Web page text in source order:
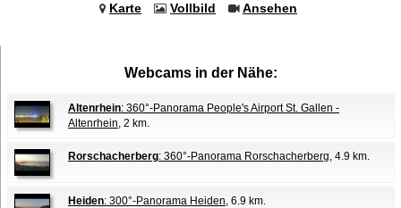
Karte Vollbild Ansehen
Webcams in der Nähe:
Altenrhein: 360°-Panorama People's Airport St. Gallen -
Altenrhein, 2 km.
Rorschacherberg: 360°-Panorama Rorschacherberg, 4.9 km.
Heiden: 300°-Panorama Heiden, 6.9 km.